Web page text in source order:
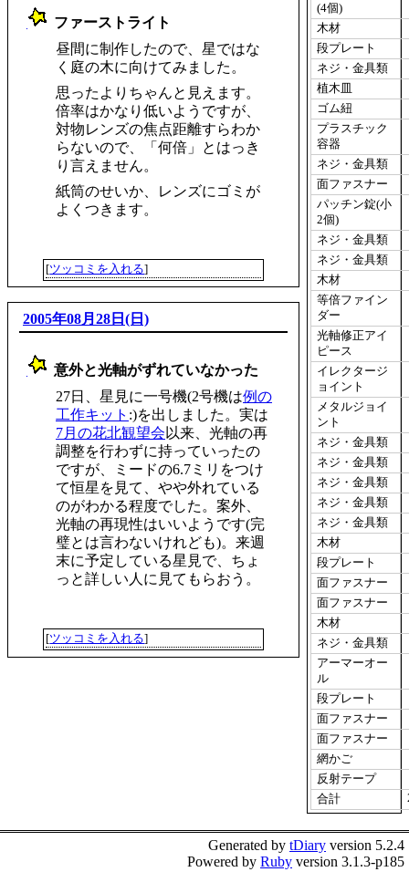
ファーストライト
昼間に制作したので、星ではな
く庭の木に向けてみました。
思ったよりちゃんと見えます。
倍率はかなり低いようですが、
対物レンズの焦点距離すらわか
らないので、「何倍」とはっき
り言えません。
紙筒のせいか、レンズにゴミが
よくつきます。
[ツッコミを入れる]
2005年08月28日(日)
意外と光軸がずれていなかった
27日、星見に一号機(2号機は例の
工作キット :)を出しました。実は
7月の花北観望会 以来、光軸の再
調整を行わずに持っていったの
ですが、ミードの6.7ミリをつけ
て恒星を見て、やや外れている
のがわかる程度でした。案外、
光軸の再現性はいいようです(完
璧とは言わないけれども)。来週
末に予定している星見で、ちょ
っと詳しい人に見てもらおう。
[ツッコミを入れる]
(4個)
木材
段プレート
ネジ・金具類
植木皿
ゴム紐
プラスチック
容器
ネジ・金具類
面ファスナー
パッチン錠(小
2個)
ネジ・金具類
ネジ・金具類
木材
等倍ファイン
ダー
光軸修正アイ
ピース
イレクタージ
ョイント
メタルジョイ
ント
ネジ・金具類
ネジ・金具類
ネジ・金具類
ネジ・金具類
ネジ・金具類
木材
段プレート
面ファスナー
面ファスナー
木材
ネジ・金具類
アーマーオー
ル
段プレート
面ファスナー
面ファスナー
網かご
反射テープ
合計
Generated by tDiary version 5.2.4
Powered by Ruby version 3.1.3-p185